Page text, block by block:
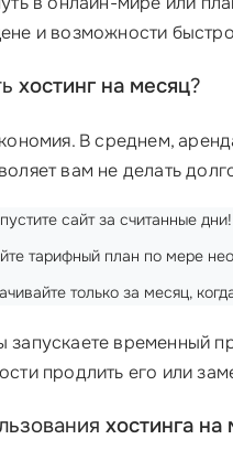
и возможности
хостинг на месяц?
В среднем,
вам не делать
сайт за считанные дни!
тарифный план по мере
только за месяц,
временный
продлить его или
хостинга на